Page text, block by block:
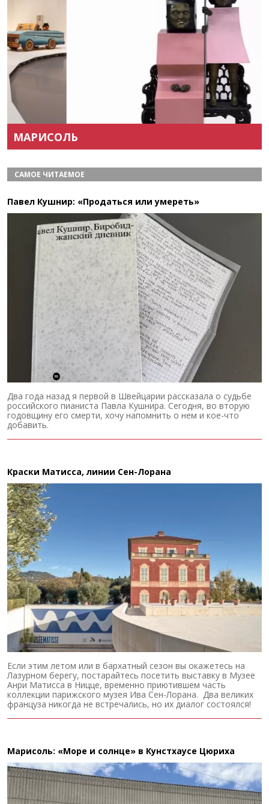
МАРИСОЛЬ
САМОЕ ЧИТАЕМОЕ
Павел Кушнир: «Продаться или умереть»
Два года назад я первой в Швейцарии рассказала о судьбе
российского пианиста Павла Кушнира. Сегодня, во вторую
годовщину его смерти, хочу напомнить о нем и кое-что
добавить.
Краски Матисса, линии Сен-Лорана
Если этим летом или в бархатный сезон вы окажетесь на
Лазурном берегу, постарайтесь посетить выставку в Музее
Анри Матисса в Ницце, временно приютившем часть
коллекции парижского музея Ива Сен-Лорана. Два великих
француза никогда не встречались, но их диалог состоялся!
Марисоль: «Море и солнце» в Кунстхаусе Цюриха